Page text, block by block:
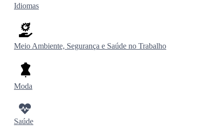
Idiomas
Meio Ambiente, Segurança e Saúde no Trabalho
Moda
Saúde